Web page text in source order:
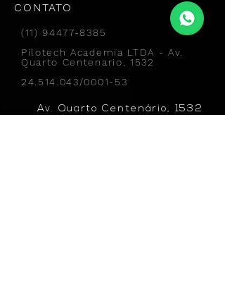
CONTATO
(11) 94477-8385
Pilotech Academia LTDA - Av.
Quarto Centenario, 1532
24.514.043/0001-53
Av. Quarto Centenário, 1532